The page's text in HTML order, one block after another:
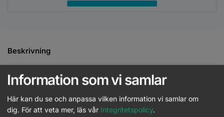
Beskrivning
Ytterligare information
Ett milt schampo från Bonacure Color Freeze, speciellt
Information som vi samlar
Här kan du se och anpassa vilken information vi samlar om
dig. För att veta mer, läs vår Integritetspolicy.